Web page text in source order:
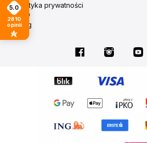
Polityka prywatności
FAQ
Blog
5.0
2810
opinii